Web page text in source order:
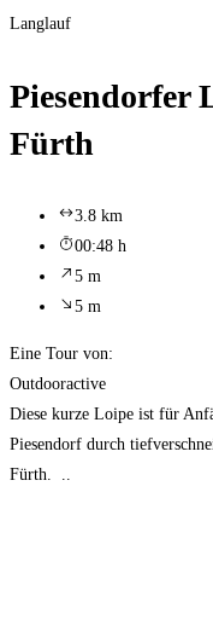
Langlauf
Piesendorfer
Fürth
3.8 km
00:48 h
5 m
5 m
Eine Tour von:
Outdooractive
Diese kurze Loipe ist für
Piesendorf durch
Fürth. ..